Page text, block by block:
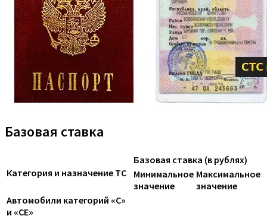
Базовая ставка
Категория и назначение ТС
Базовая ставка (в рублях)
Минимальное
значение
Максимальное
значение
Автомобили категорий «C»
и «CE»